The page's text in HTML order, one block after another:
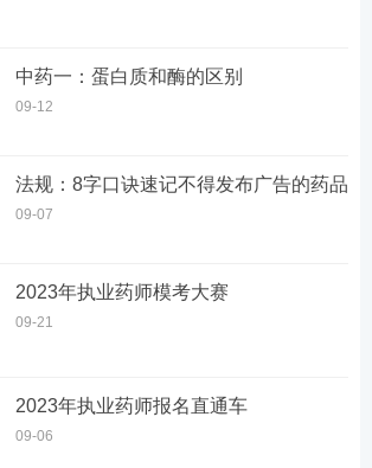
中药一：蛋白质和酶的区别
09-12
法规：8字口诀速记不得发布广告的药品
09-07
2023年执业药师模考大赛
09-21
2023年执业药师报名直通车
09-06